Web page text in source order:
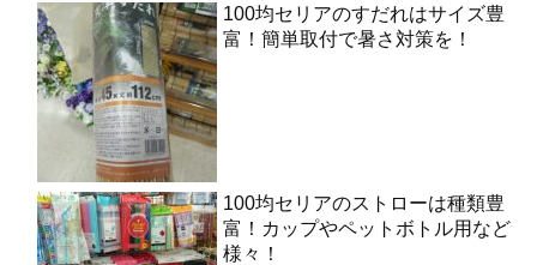
100均セリアのすだれはサイズ豊
富！簡単取付で暑さ対策を！
100均セリアのストローは種類豊
富！カップやペットボトル用など
様々！